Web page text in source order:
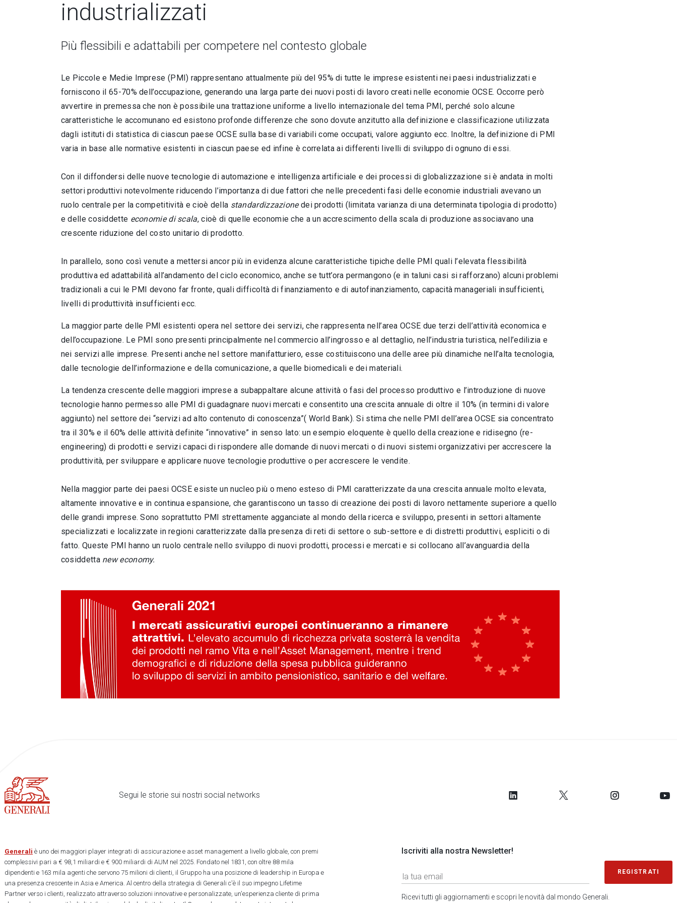
industrializzati
Più flessibili e adattabili per competere nel contesto globale
Le Piccole e Medie Imprese (PMI) rappresentano attualmente più del 95% di tutte le imprese esistenti nei paesi industrializzati e
forniscono il 65-70% dell’occupazione, generando una larga parte dei nuovi posti di lavoro creati nelle economie OCSE. Occorre però
avvertire in premessa che non è possibile una trattazione uniforme a livello internazionale del tema PMI, perché solo alcune
caratteristiche le accomunano ed esistono profonde differenze che sono dovute anzitutto alla definizione e classificazione utilizzata
dagli istituti di statistica di ciascun paese OCSE sulla base di variabili come occupati, valore aggiunto ecc. Inoltre, la definizione di PMI
varia in base alle normative esistenti in ciascun paese ed infine è correlata ai differenti livelli di sviluppo di ognuno di essi.
Con il diffondersi delle nuove tecnologie di automazione e intelligenza artificiale e dei processi di globalizzazione si è andata in molti
settori produttivi notevolmente riducendo l’importanza di due fattori che nelle precedenti fasi delle economie industriali avevano un
ruolo centrale per la competitività e cioè della standardizzazionedei prodotti (limitata varianza di una determinata tipologia di prodotto)
e delle cosiddette economie di scala, cioè di quelle economie che a un accrescimento della scala di produzione associavano una
crescente riduzione del costo unitario di prodotto.
In parallelo, sono così venute a mettersi ancor più in evidenza alcune caratteristiche tipiche delle PMI quali l’elevata flessibilità
produttiva ed adattabilità all’andamento del ciclo economico, anche se tutt’ora permangono (e in taluni casi si rafforzano) alcuni problemi
tradizionali a cui le PMI devono far fronte, quali difficoltà di finanziamento e di autofinanziamento, capacità manageriali insufficienti,
livelli di produttività insufficienti ecc.
La maggior parte delle PMI esistenti opera nel settore dei servizi, che rappresenta nell’area OCSE due terzi dell’attività economica e
dell’occupazione. Le PMI sono presenti principalmente nel commercio all’ingrosso e al dettaglio, nell’industria turistica, nell’edilizia e
nei servizi alle imprese. Presenti anche nel settore manifatturiero, esse costituiscono una delle aree più dinamiche nell’alta tecnologia,
dalle tecnologie dell’informazione e della comunicazione, a quelle biomedicali e dei materiali.
La tendenza crescente delle maggiori imprese a subappaltare alcune attività o fasi del processo produttivo e l’introduzione di nuove
tecnologie hanno permesso alle PMI di guadagnare nuovi mercati e consentito una crescita annuale di oltre il 10% (in termini di valore
aggiunto) nel settore dei “servizi ad alto contenuto di conoscenza”( World Bank). Si stima che nelle PMI dell’area OCSE sia concentrato
tra il 30% e il 60% delle attività definite “innovative” in senso lato: un esempio eloquente è quello della creazione e ridisegno (re-
engineering) di prodotti e servizi capaci di rispondere alle domande di nuovi mercati o di nuovi sistemi organizzativi per accrescere la
produttività, per sviluppare e applicare nuove tecnologie produttive o per accrescere le vendite.
Nella maggior parte dei paesi OCSE esiste un nucleo più o meno esteso di PMI caratterizzate da una crescita annuale molto elevata,
altamente innovative e in continua espansione, che garantiscono un tasso di creazione dei posti di lavoro nettamente superiore a quello
delle grandi imprese. Sono soprattutto PMI strettamente agganciate al mondo della ricerca e sviluppo, presenti in settori altamente
specializzati e localizzate in regioni caratterizzate dalla presenza di reti di settore o sub-settore e di distretti produttivi, espliciti o di
fatto. Queste PMI hanno un ruolo centrale nello sviluppo di nuovi prodotti, processi e mercati e si collocano all’avanguardia della
cosiddetta new economy.
Segui le storie sui nostri social networks
Iscriviti alla nostra Newsletter!
REGISTRATI
Ricevi tutti gli aggiornamenti e scopri le novità dal mondo Generali.
Generali è uno dei maggiori player integrati di assicurazione e asset management a livello globale, con premi
complessivi pari a € 98,1 miliardi e € 900 miliardi di AUM nel 2025. Fondato nel 1831, con oltre 88 mila
dipendenti e 163 mila agenti che servono 75 milioni di clienti, il Gruppo ha una posizione di leadership in Europa e
una presenza crescente in Asia e America. Al centro della strategia di Generali c'è il suo impegno Lifetime
Partner verso i clienti, realizzato attraverso soluzioni innovative e personalizzate, un'esperienza cliente di prima